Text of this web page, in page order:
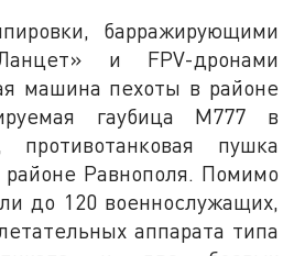
барражирующими
и FPV-дронами
машина пехоты в районе
гаубица М777 в
противотанковая пушка
Равнополя. Помимо
до 120 военнослужащих,
аппарата типа